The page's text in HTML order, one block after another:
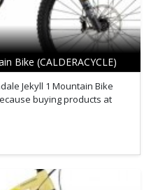
Bike (CALDERACYCLE)
Jekyll 1 Mountain Bike
buying products at